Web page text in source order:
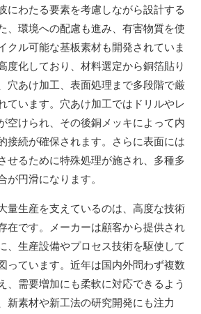
にわたる要素を考慮しながら設計する
、環境への配慮も進み、有害物質を使
クル可能な基板素材も開発されていま
度化しており、材料選定から銅箔貼り
穴あけ加工、表面処理まで多段階で厳
ています。穴あけ加工ではドリルやレ
空けられ、その後銅メッキによって内
接続が確保されます。さらに表面には
せるために特殊処理が施され、多種多
円滑になります。
量生産を支えているのは、高度な技術
在です。メーカーは顧客から提供され
、生産設備やプロセス技術を駆使して
っています。近年は国内外問わず複数
、需要増加にも柔軟に対応できるよう
新素材や新工法の研究開発にも注力